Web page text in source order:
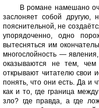
В романе намешано
заслоняет собой другую,
пояснительной, не
упорядоченно, одно
вытесняться им
многослойность —
оказываются не тем,
открывают читателю свои
понять, что они есть. Да и
как и то, где граница
зло? где правда, а где